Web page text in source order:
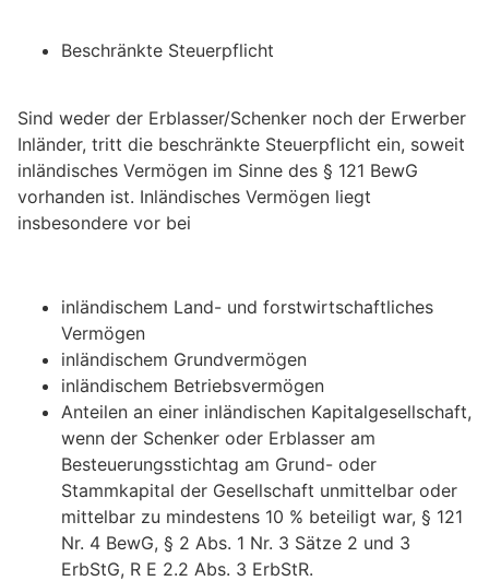
Beschränkte Steuerpflicht
Sind weder der Erblasser/Schenker noch der Erwerber
Inländer, tritt die beschränkte Steuerpflicht ein, soweit
inländisches Vermögen im Sinne des § 121 BewG
vorhanden ist. Inländisches Vermögen liegt
insbesondere vor bei
inländischem Land- und forstwirtschaftliches
Vermögen
inländischem Grundvermögen
inländischem Betriebsvermögen
Anteilen an einer inländischen Kapitalgesellschaft,
wenn der Schenker oder Erblasser am
Besteuerungsstichtag am Grund- oder
Stammkapital der Gesellschaft unmittelbar oder
mittelbar zu mindestens 10 % beteiligt war, § 121
Nr. 4 BewG, § 2 Abs. 1 Nr. 3 Sätze 2 und 3
ErbStG, R E 2.2 Abs. 3 ErbStR.